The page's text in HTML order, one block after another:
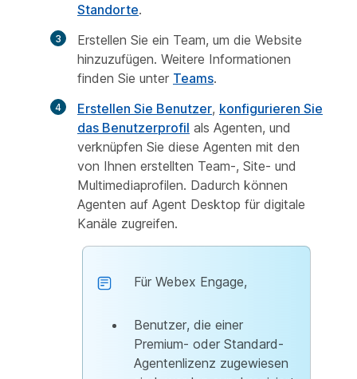
Standorte.
Erstellen Sie ein Team, um die Website
hinzuzufügen. Weitere Informationen
finden Sie unter Teams.
Erstellen Sie Benutzer, konfigurieren Sie
das Benutzerprofil als Agenten, und
verknüpfen Sie diese Agenten mit den
von Ihnen erstellten Team-, Site- und
Multimediaprofilen. Dadurch können
Agenten auf Agent Desktop für digitale
Kanäle zugreifen.
Für Webex Engage,
Benutzer, die einer
Premium- oder Standard-
Agentenlizenz zugewiesen